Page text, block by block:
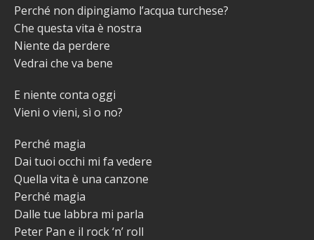
Perché non dipingiamo l’acqua turchese?
Che questa vita è nostra
Niente da perdere
Vedrai che va bene
E niente conta oggi
Vieni o vieni, sì o no?
Perché magia
Dai tuoi occhi mi fa vedere
Quella vita è una canzone
Perché magia
Dalle tue labbra mi parla
Peter Pan e il rock ‘n’ roll